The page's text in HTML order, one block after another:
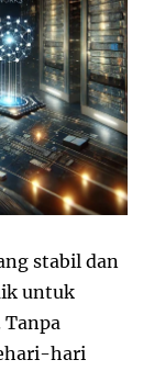
stabil dan
untuk
hari